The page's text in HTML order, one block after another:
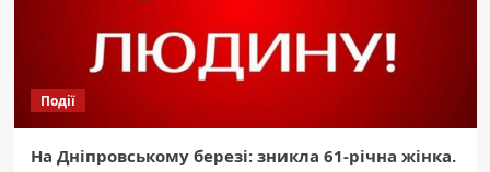
Події
На Дніпровському березі: зникла 61-річна жінка.